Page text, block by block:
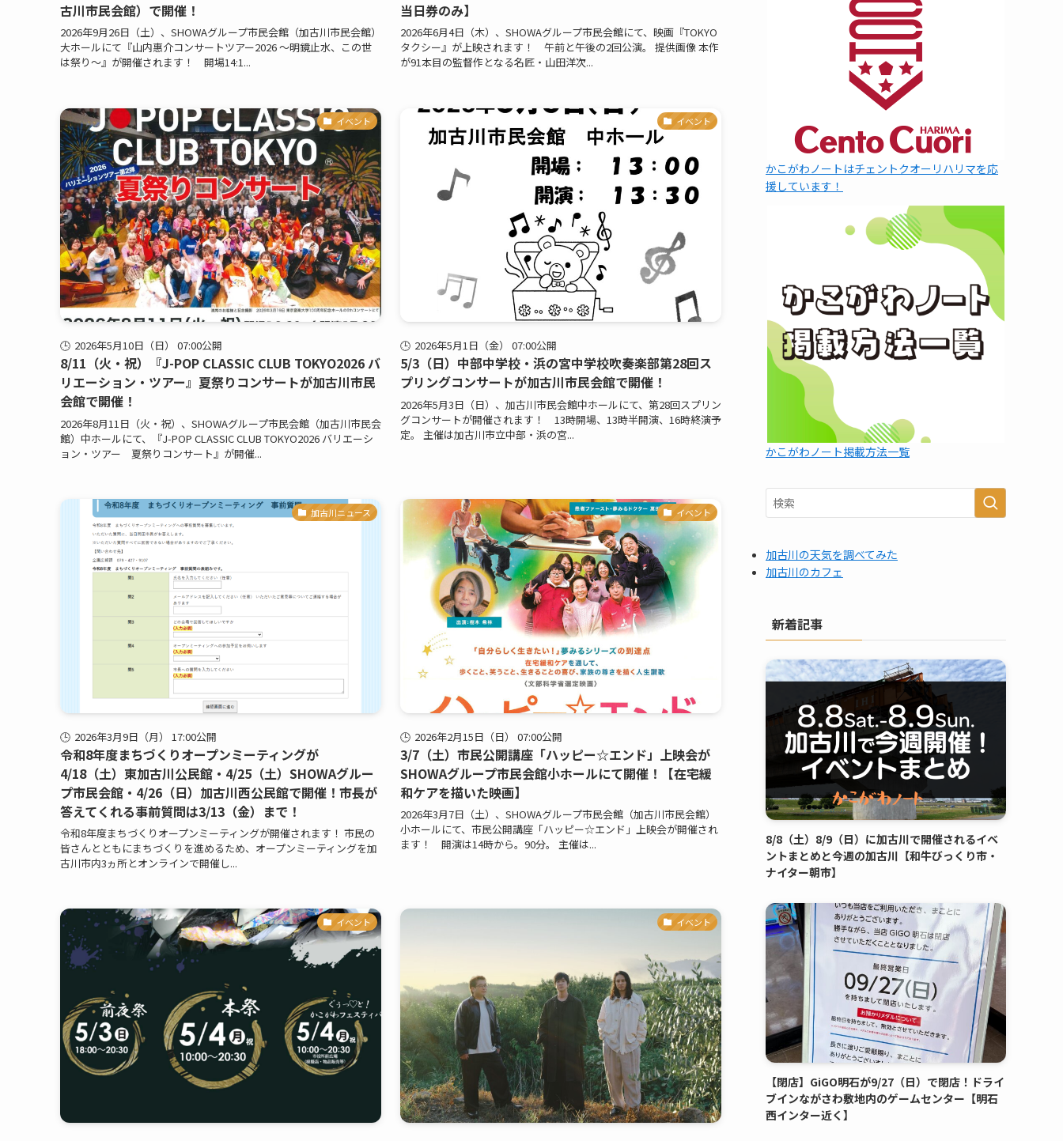
古川市民会館）で開催！
2026年9月26日（土）、SHOWAグループ市民会館（加古川市民会館）
大ホールにて『山内惠介コンサートツアー2026 ～明鏡止水、この世
は祭り～』が開催されます！ 開場14:1...
当日券のみ】
2026年6月4日（木）、SHOWAグループ市民会館にて、映画『TOKYO
タクシー』が上映されます！ 午前と午後の2回公演。 提供画像 本作
が91本目の監督作となる名匠・山田洋次...
イベント
2026年5月10日（日） 07:00公開
8/11（火・祝）『J-POP CLASSIC CLUB TOKYO2026 バ
リエーション・ツアー』夏祭りコンサートが加古川市民
会館で開催！
2026年8月11日（火・祝）、SHOWAグループ市民会館（加古川市民会
館）中ホールにて、『J-POP CLASSIC CLUB TOKYO2026 バリエーシ
ョン・ツアー 夏祭りコンサート』が開催...
イベント
2026年5月1日（金） 07:00公開
5/3（日）中部中学校・浜の宮中学校吹奏楽部第28回ス
プリングコンサートが加古川市民会館で開催！
2026年5月3日（日）、加古川市民会館中ホールにて、第28回スプリン
グコンサートが開催されます！ 13時開場、13時半開演、16時終演予
定。 主催は加古川市立中部・浜の宮...
加古川ニュース
2026年3月9日（月） 17:00公開
令和8年度まちづくりオープンミーティングが
4/18（土）東加古川公民館・4/25（土）SHOWAグルー
プ市民会館・4/26（日）加古川西公民館で開催！市長が
答えてくれる事前質問は3/13（金）まで！
令和8年度まちづくりオープンミーティングが開催されます！ 市民の
皆さんとともにまちづくりを進めるため、オープンミーティングを加
古川市内3ヵ所とオンラインで開催し...
イベント
2026年2月15日（日） 07:00公開
3/7（土）市民公開講座「ハッピー☆エンド」上映会が
SHOWAグループ市民会館小ホールにて開催！【在宅緩
和ケアを描いた映画】
2026年3月7日（土）、SHOWAグループ市民会館（加古川市民会館）
小ホールにて、市民公開講座「ハッピー☆エンド」上映会が開催され
ます！ 開演は14時から。90分。 主催は...
イベント イベント
かこがわノートはチェントクオーリハリマを応
援しています！
かこがわノート掲載方法一覧
加古川の天気を調べてみた
加古川のカフェ
新着記事
8/8（土）8/9（日）に加古川で開催されるイベ
ントまとめと今週の加古川【和牛びっくり市・
ナイター朝市】
【閉店】GiGO明石が9/27（日）で閉店！ドライ
ブインながさわ敷地内のゲームセンター【明石
西インター近く】